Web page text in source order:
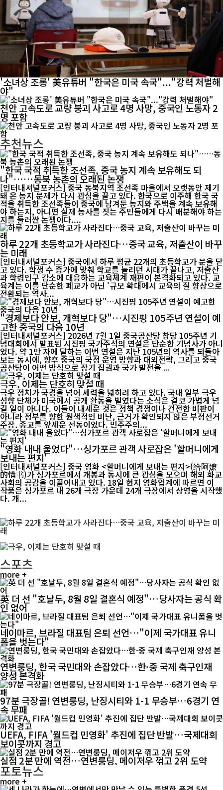
'소녀상 조롱' 美유튜버 "한국은 미국 속국"..."강력 처벌해
야"
천안 고속도로 교량 붕괴 사고로 4명 사망, 중국인 노동자 2
명 포함
추천뉴스
"한국 국적 취득한 조선족, 중국 농지 계속 보유해도 되
나"……동북 농촌의 오래된 논쟁
[인터내셔널포커스] 중국 동북지역 조선족 마을에서 오랫동안 제기
돼 온 농지 문제가 다시 관심을 끌고 있다. 한국으로 이주해 한국 국
적을 취득한 조선족들이 중국에 남겨둔 농지와 주택을 계속 보유해
야 하는지, 아니면 실제 농사를 짓는 주민들에게 다시 배분해야 하는
지를 둘러싼 논쟁이다....
하루 22개 초등학교가 사라진다…중국 교육, 저출산이 바꾸
는 미래
[인터내셔널포커스] 중국에서 하루 평균 22개의 초등학교가 문을 닫
고 있다. 학생 수 증가에 맞춰 학교를 늘리던 시대가 끝나고, 저출산
과 학령인구 감소에 대응하는 교육체계 재편이 본격화되고 있다. 교
육계는 이를 단순한 폐교가 아닌 '규모 확대에서 교육의 질 향상으로
전환되는 역사...
"경제보다 안보, 개혁보다 당"…시진핑 105주년 연설이 예
고한 중국의 다음 10년
[인터내셔널포커스] 2026년 7월 1일 중국공산당 창당 105주년 기
념대회에서 발표된 시진핑 국가주석의 연설은 단순한 기념사가 아니
었다. 약 1만 자에 달하는 이번 연설은 지난 105년의 역사를 되돌아
보는 동시에, 향후 중국의 국정 운영 방향과 대외전략, 그리고 중국
공산당이 어떤 방식으로 장기 집권과 국가 발전을 ...
극우, 이제는 단호히 맞설 때
극우 정치가 국경을 넘어 세력을 넓히려 하고 있다. 국내 일부 극우
성향 단체가 미국에서 공개 활동을 벌였다는 소식은 결코 가볍게 넘
길 일이 아니다. 이들이 내세운 것은 정책 경쟁이나 건전한 비판이
아니라 정부를 향한 원색적인 비난, 근거가 확인되지 않은 부정선거
주장, 종교를 앞세운 선동이었다. 민주주의...
"영화 내내 울었다"…싱가포르 관객 사로잡은 '할머니에게
보내는 편지'
[인터내셔널포커스] 중국 영화 <할머니에게 보내는 편지>(给阿嬷
的情书)가 싱가포르에서 개봉과 동시에 큰 관심을 모으며 해외 화교
사회의 공감을 이끌어내고 있다. 18일 현지 영화업계에 따르면 이
작품은 싱가포르 내 26개 극장 가운데 24개 극장에서 상영을 시작했
다. 개...
스포츠
more +
英 더 선 "호날두, 8월 8일 결혼식 예정"…당사자는 공식 확
인 없어
네이마르, 브라질 대표팀 은퇴 선언…"이제 국가대표 유니
폼을 벗는다"
연변룽딩, 한국 국민대와 손잡았다…한·중 국제 축구인재
양성 본격화
97분 극장골! 연변룽딩, 난징시티와 1-1 무승부…6경기 연
속 무패
UEFA, FIFA '월드컵 민영화' 추진에 집단 반발…국제대회
보이콧까지 경고
실점 2분 만에 역전…연변룽딩, 메이저우 꺾고 2위 도약
포토뉴스
more +